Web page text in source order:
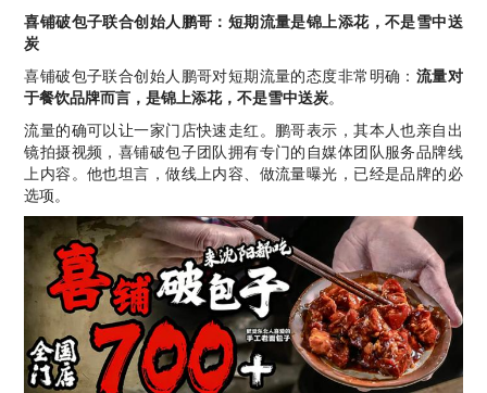
喜铺破包子联合创始人鹏哥：短期流量是锦上添花，不是雪中送
炭
喜铺破包子联合创始人鹏哥对短期流量的态度非常明确： 流量对
于餐饮品牌而言，是锦上添花，不是雪中送炭。
流量的确可以让一家门店快速走红。鹏哥表示，其本人也亲自出
镜拍摄视频，喜铺破包子团队拥有专门的自媒体团队服务品牌线
上内容。他也坦言，做线上内容、做流量曝光，已经是品牌的必
选项。